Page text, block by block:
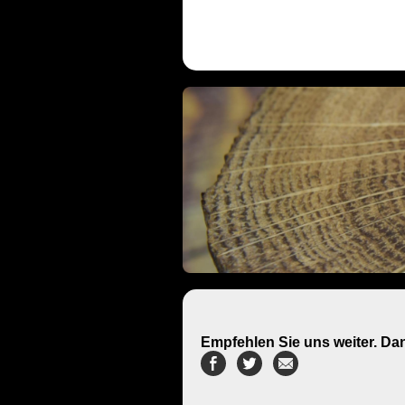
Empfehlen Sie uns weiter.